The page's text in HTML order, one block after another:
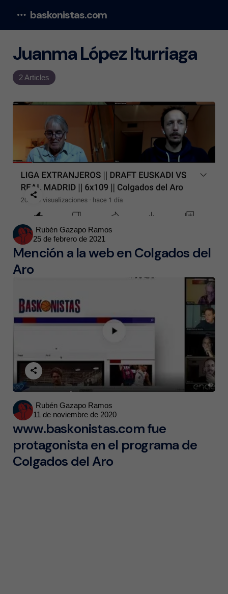
baskonistas.com
2 Articles
Juanma López Iturriaga
Posted
by
Rubén Gazapo Ramos
25 de febrero de 2021
Mención a la web en Colgados del
Aro
Posted
by
Rubén Gazapo Ramos
11 de noviembre de 2020
www.baskonistas.com fue
protagonista en el programa de
Colgados del Aro